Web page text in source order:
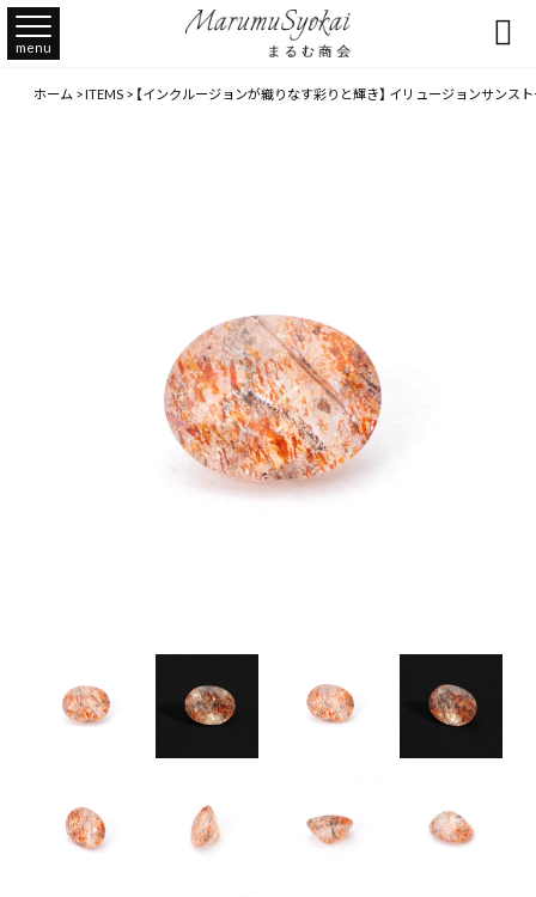
menu 
ホーム>ITEMS> 【インクルージョンが織りなす彩りと輝き】 イリュージョンサンス